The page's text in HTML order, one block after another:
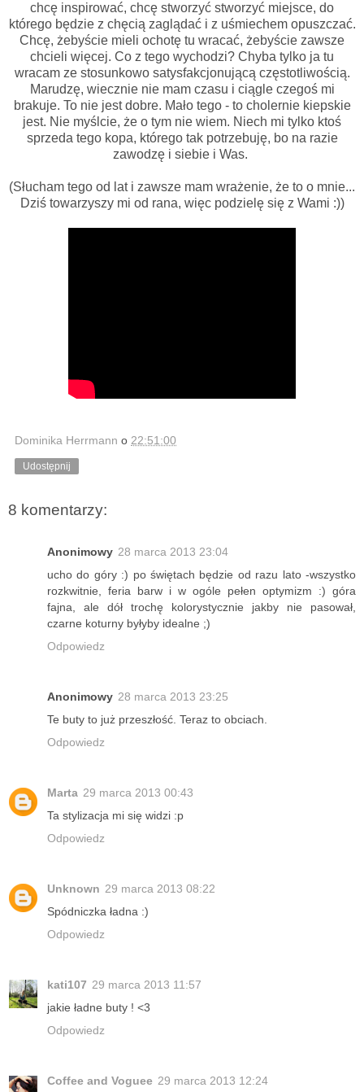
chcę inspirować, chcę stworzyć stworzyć miejsce, do
którego będzie z chęcią zaglądać i z uśmiechem opuszczać.
Chcę, żebyście mieli ochotę tu wracać, żebyście zawsze
chcieli więcej. Co z tego wychodzi? Chyba tylko ja tu
wracam ze stosunkowo satysfakcjonującą częstotliwością.
Marudzę, wiecznie nie mam czasu i ciągle czegoś mi
brakuje. To nie jest dobre. Mało tego - to cholernie kiepskie
jest. Nie myślcie, że o tym nie wiem. Niech mi tylko ktoś
sprzeda tego kopa, którego tak potrzebuję, bo na razie
zawodzę i siebie i Was.
(Słucham tego od lat i zawsze mam wrażenie, że to o mnie...
Dziś towarzyszy mi od rana, więc podzielę się z Wami :))
Dominika Herrmann o 22:51:00
Udostępnij
8 komentarzy:
Anonimowy 28 marca 2013 23:04
ucho do góry :) po świętach będzie od razu lato -wszystko
rozkwitnie, feria barw i w ogóle pełen optymizm :) góra
fajna, ale dół trochę kolorystycznie jakby nie pasował,
czarne koturny byłyby idealne ;)
Odpowiedz
Anonimowy 28 marca 2013 23:25
Te buty to już przeszłość. Teraz to obciach.
Odpowiedz
Marta 29 marca 2013 00:43
Ta stylizacja mi się widzi :p
Odpowiedz
Unknown 29 marca 2013 08:22
Spódniczka ładna :)
Odpowiedz
kati107 29 marca 2013 11:57
jakie ładne buty ! <3
Odpowiedz
Coffee and Voguee 29 marca 2013 12:24